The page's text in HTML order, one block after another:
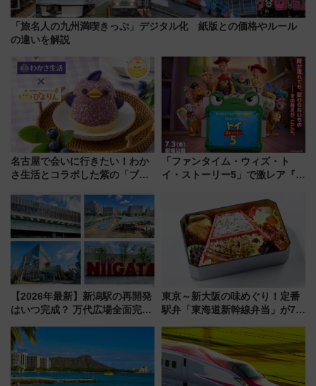
「旅名人の九州満喫きっぷ」デジタル化 紙版との価格やルール
の違いを解説
名古屋で会いに行きたい！わか
さ生活とコラボした紫の「ブル
売
「ファンタイム・ウィズ・ト
イ・ストーリー5」で激レア『ロ
デコレーションも徹底解説
【2026年最新】新潟駅の再開発
はいつ完成？ 万代広場全面完成
開発、バスタ新潟構想まで徹底
解説！
東京～新大阪の味めぐり！定番
駅弁「東海道新幹線弁当」が7月